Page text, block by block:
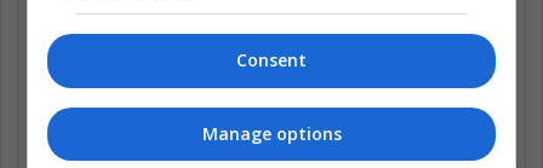
Ver esta publicación en Instagram
Consent
Manage options